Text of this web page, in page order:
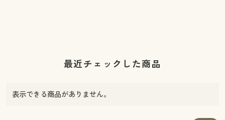
最近チェックした商品
表示できる商品がありません。